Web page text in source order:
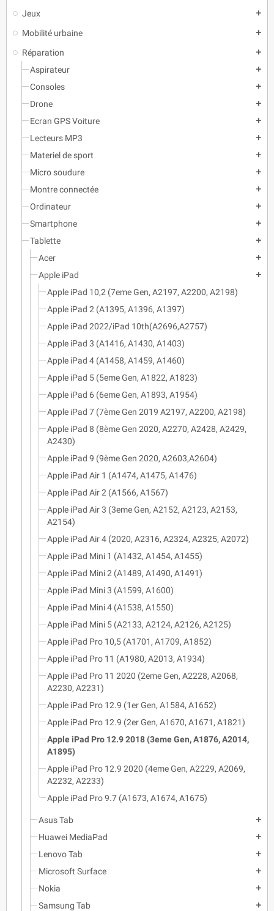
Jeux add
Mobilité urbaine add
Réparation add
Aspirateur add
Consoles add
Drone add
Ecran GPS Voiture add
Lecteurs MP3 add
Materiel de sport add
Micro soudure add
Montre connectée add
Ordinateur add
Smartphone add
Tablette add
Acer add
Apple iPad add
Apple iPad 10,2 (7eme Gen, A2197, A2200, A2198)
Apple iPad 2 (A1395, A1396, A1397)
Apple iPad 2022/iPad 10th(A2696,A2757)
Apple iPad 3 (A1416, A1430, A1403)
Apple iPad 4 (A1458, A1459, A1460)
Apple iPad 5 (5eme Gen, A1822, A1823)
Apple iPad 6 (6eme Gen, A1893, A1954)
Apple iPad 7 (7ème Gen 2019 A2197, A2200, A2198)
Apple iPad 8 (8ème Gen 2020, A2270, A2428, A2429,
A2430)
Apple iPad 9 (9ème Gen 2020, A2603,A2604)
Apple iPad Air 1 (A1474, A1475, A1476)
Apple iPad Air 2 (A1566, A1567)
Apple iPad Air 3 (3eme Gen, A2152, A2123, A2153,
A2154)
Apple iPad Air 4 (2020, A2316, A2324, A2325, A2072)
Apple iPad Mini 1 (A1432, A1454, A1455)
Apple iPad Mini 2 (A1489, A1490, A1491)
Apple iPad Mini 3 (A1599, A1600)
Apple iPad Mini 4 (A1538, A1550)
Apple iPad Mini 5 (A2133, A2124, A2126, A2125)
Apple iPad Pro 10,5 (A1701, A1709, A1852)
Apple iPad Pro 11 (A1980, A2013, A1934)
Apple iPad Pro 11 2020 (2eme Gen, A2228, A2068,
A2230, A2231)
Apple iPad Pro 12.9 (1er Gen, A1584, A1652)
Apple iPad Pro 12.9 (2er Gen, A1670, A1671, A1821)
Apple iPad Pro 12.9 2018 (3eme Gen, A1876, A2014,
A1895)
Apple iPad Pro 12.9 2020 (4eme Gen, A2229, A2069,
A2232, A2233)
Apple iPad Pro 9.7 (A1673, A1674, A1675)
Asus Tab add
Huawei MediaPad add
Lenovo Tab add
Microsoft Surface add
Nokia add
Samsung Tab add